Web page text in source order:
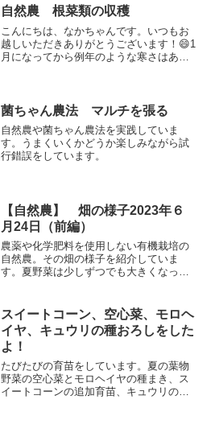
野菜はちょっとイマイチでした。定植が
少し遅かったこともありますがそれらの
様子を見ていきましょう！
自然農 根菜類の収穫
こんにちは、なかちゃんです。いつもお
越しいただきありがとうございます！😄1
月になってから例年のような寒さはある
す。畑で放っておくと筋...
菌ちゃん農法 マルチを張る
自然農や菌ちゃん農法を実践していま
す。うまくいくかどうか楽しみながら試
行錯誤をしています。
【自然農】 畑の様子2023年６
月24日（前編）
農薬や化学肥料を使用しない有機栽培の
自然農。その畑の様子を紹介していま
す。夏野菜は少しずつでも大きくなって
に引き換え、草の勢いがすごいこと！
スイートコーン、空心菜、モロヘ
イヤ、キュウリの種おろしをした
よ！
たびたびの育苗をしています。夏の葉物
野菜の空心菜とモロヘイヤの種まき、ス
イートコーンの追加育苗、キュウリの育